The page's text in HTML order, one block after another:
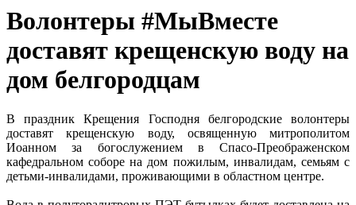
Волонтеры #МыВместе
доставят крещенскую воду на
дом белгородцам
В праздник Крещения Господня белгородские волонтеры
доставят крещенскую воду, освященную митрополитом
Иоанном за богослужением в Спасо-Преображенском
кафедральном соборе на дом пожилым, инвалидам, семьям с
детьми-инвалидами, проживающими в областном центре.